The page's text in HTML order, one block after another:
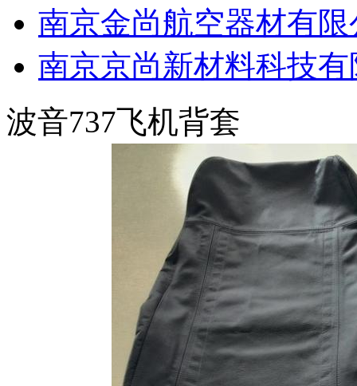
南京金尚航空器材有限
南京京尚新材料科技
波音737飞机背套